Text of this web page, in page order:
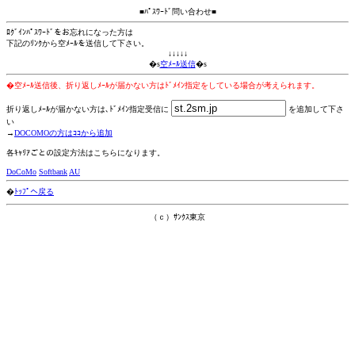
■ﾊﾟｽﾜｰﾄﾞ問い合わせ■
ﾛｸﾞｲﾝﾊﾟｽﾜｰﾄﾞをお忘れになった方は
下記のﾘﾝｸから空ﾒｰﾙを送信して下さい。
↓↓↓↓↓
�s空ﾒｰﾙ送信�s
�空ﾒｰﾙ送信後、折り返しﾒｰﾙが届かない方はﾄﾞﾒｲﾝ指定をしている場合が考えられます。
折り返しﾒｰﾙが届かない方は､ﾄﾞﾒｲﾝ指定受信に
を追加して下さ
い
→DOCOMOの方はｺｺから追加
各ｷｬﾘｱごとの設定方法はこちらになります。
DoCoMo Softbank AU
�ﾄｯﾌﾟへ戻る
（ｃ）ｻﾝｸｽ東京